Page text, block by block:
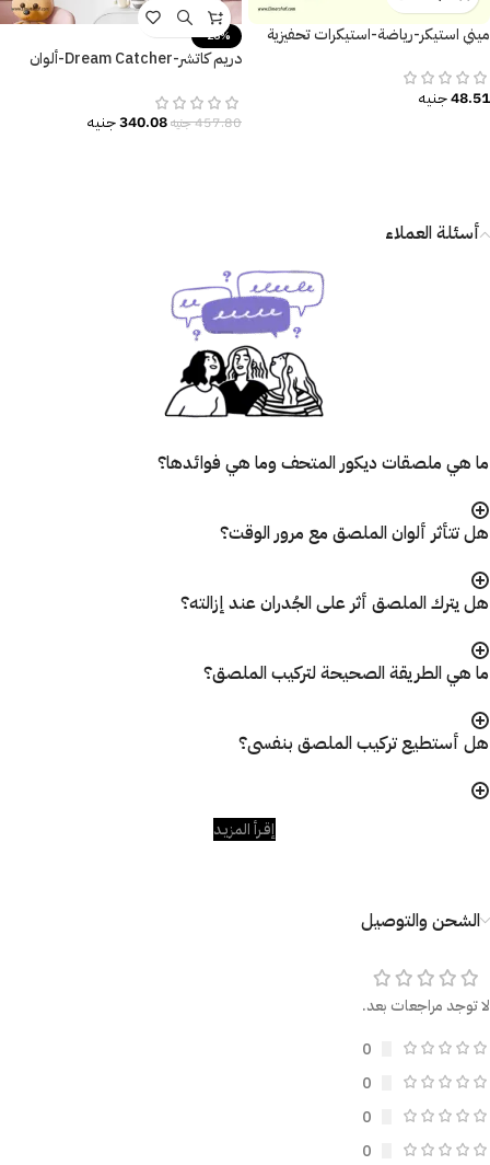
ميني استيكر-رياضة-استيكرات تحفيزية
48.51جنيه
-26%
دريم كاتشر-Dream Catcher-ألوان
457.80جنيه340.08جنيه
أسئلة العملاء
ما هي ملصقات ديكور المتحف وما هي فوائدها؟
هل تتأثر ألوان الملصق مع مرور الوقت؟
هل يترك الملصق أثر على الجُدران عند إزالته؟
ما هي الطريقة الصحيحة لتركيب الملصق؟
هل أستطيع تركيب الملصق بنفسى؟
إقـرأ المزيـد
الشحن والتوصيل
لا توجد مراجعات بعد.
0
0
0
0